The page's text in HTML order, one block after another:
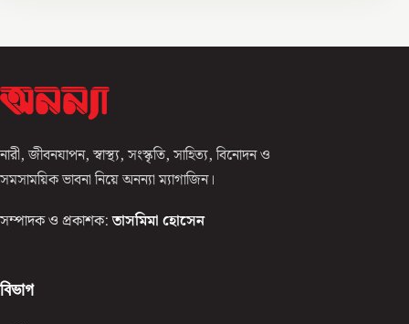
নারী, জীবনযাপন, স্বাস্থ্য, সংস্কৃতি, সাহিত্য, বিনোদন ও
সমসাময়িক ভাবনা নিয়ে অনন্যা ম্যাগাজিন।
সম্পাদক ও প্রকাশক: তাসমিমা হোসেন
বিভাগ